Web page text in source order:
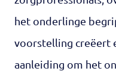
het onderlinge
voorstelling creëert
aanleiding om het